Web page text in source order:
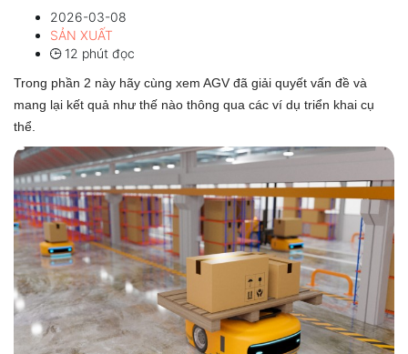
2026-03-08
SẢN XUẤT
12 phút đọc
Trong phần 2 này hãy cùng xem AGV đã giải quyết vấn đề và
mang lại kết quả như thế nào thông qua các ví dụ triển khai cụ
thể.